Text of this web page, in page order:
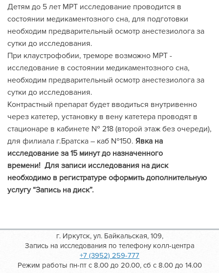
Детям до 5 лет МРТ исследование проводится в
состоянии медикаментозного сна, для подготовки
необходим предварительный осмотр анестезиолога за
сутки до исследования.
При клаустрофобии, треморе возможно МРТ -
исследование в состоянии медикаментозного сна,
необходим предварительный осмотр анестезиолога за
сутки до исследования.
Контрастный препарат будет вводиться внутривенно
через катетер, установку в вену катетера проводят в
стационаре в кабинете № 218 (второй этаж без очереди),
для филиала г.Братска – каб №150. Явка на
исследование за 15 минут до назначенного
времени! Для записи исследования на диск
необходимо в регистратуре оформить дополнительную
услугу “Запись на диск”.
г. Иркутск, ул. Байкальская, 109,
Запись на исследования по телефону колл-центра
+7 (3952) 259-777
Режим работы пн-пт с 8.00 до 20.00, сб с 8.00 до 14.00